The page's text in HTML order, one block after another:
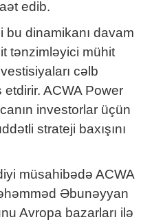
edib.
bu dinamikanı davam
tənzimləyici mühit
cəlb
ACWA Power
investorlar üçün
strateji baxışını
müsahibədə ACWA
Əbunəyyan
Avropa bazarları ilə